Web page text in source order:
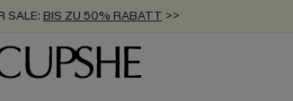
SALE: BIS ZU 50% RABATT >>
BIS ZU -20% EXTRA ERHALTEN
VERSAND AB 89 €